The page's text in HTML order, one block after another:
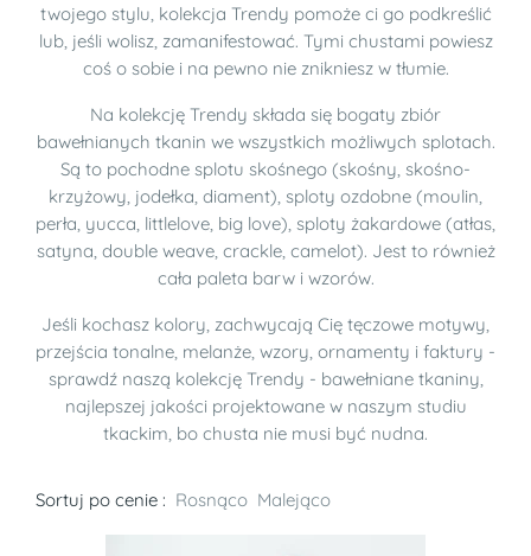
twojego stylu, kolekcja Trendy pomoże ci go podkreślić
lub, jeśli wolisz, zamanifestować. Tymi chustami powiesz
coś o sobie i na pewno nie znikniesz w tłumie.
Na kolekcję Trendy składa się bogaty zbiór
bawełnianych tkanin we wszystkich możliwych splotach.
Są to pochodne splotu skośnego (skośny, skośno-
krzyżowy, jodełka, diament), sploty ozdobne (moulin,
perła, yucca, littlelove, big love), sploty żakardowe (atłas,
satyna, double weave, crackle, camelot). Jest to również
cała paleta barw i wzorów.
Jeśli kochasz kolory, zachwycają Cię tęczowe motywy,
przejścia tonalne, melanże, wzory, ornamenty i faktury -
sprawdź naszą kolekcję Trendy - bawełniane tkaniny,
najlepszej jakości projektowane w naszym studiu
tkackim, bo chusta nie musi być nudna.
Sortuj po cenie : Rosnąco Malejąco